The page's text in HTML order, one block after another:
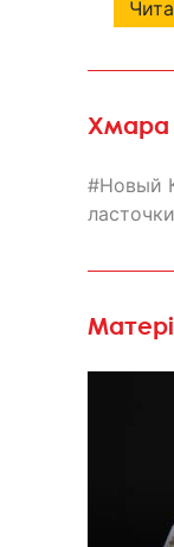
Хмара
Новый
ласточки